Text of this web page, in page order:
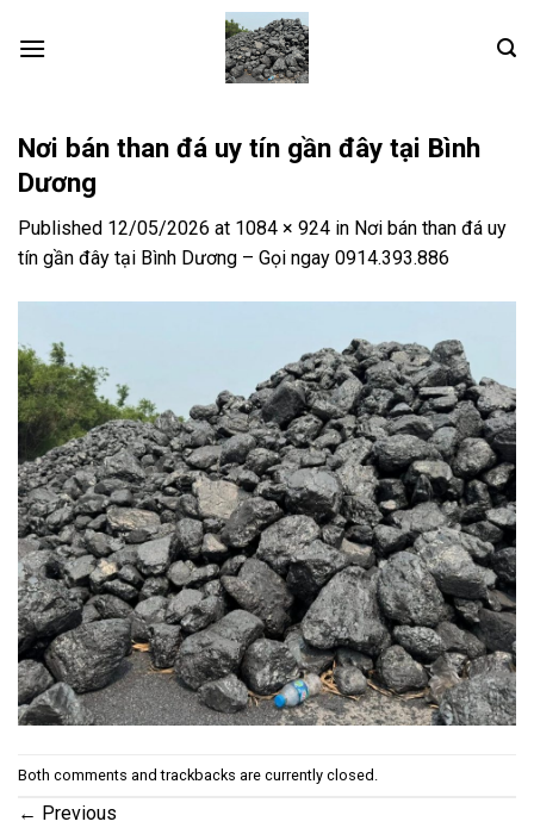
Nơi bán than đá uy tín gần đây tại Bình
Dương
Published 12/05/2026 at 1084 × 924 in Nơi bán than đá uy
tín gần đây tại Bình Dương – Gọi ngay 0914.393.886
Both comments and trackbacks are currently closed.
← Previous